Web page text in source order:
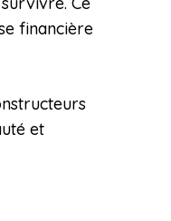
financière
et